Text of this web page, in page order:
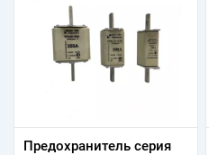
Предохранитель серия